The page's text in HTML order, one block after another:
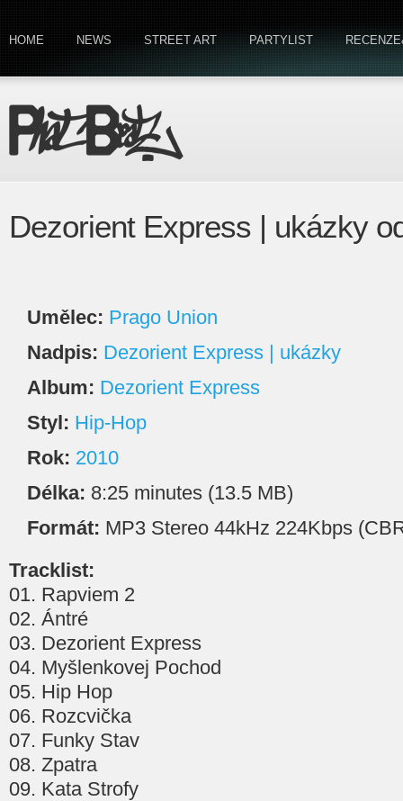
HOME NEWS STREET ART PARTYLIST
Dezorient Express | ukázky
Umělec: Prago Union
Nadpis: Dezorient Express | ukázky
Album: Dezorient Express
Styl: Hip-Hop
Rok: 2010
Délka: 8:25 minutes (13.5 MB)
Formát: MP3 Stereo 44kHz 224Kbps
Tracklist:
01. Rapviem 2
02. Ántré
03. Dezorient Express
04. Myšlenkovej Pochod
05. Hip Hop
06. Rozcvička
07. Funky Stav
08. Zpatra
09. Kata Strofy